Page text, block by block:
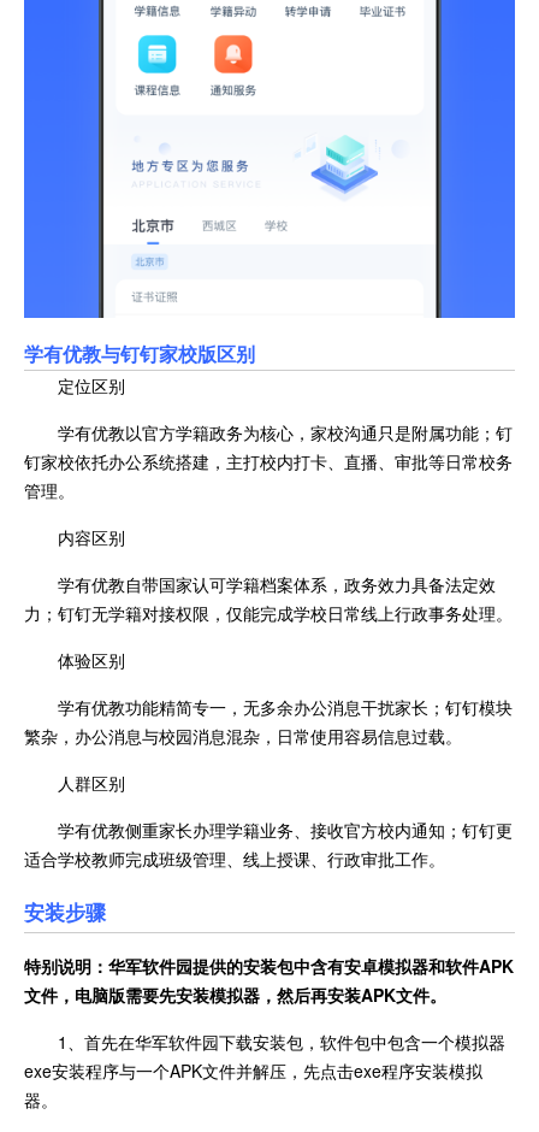
学有优教与钉钉家校版区别
定位区别
学有优教以官方学籍政务为核心，家校沟通只是附属功能；钉
钉家校依托办公系统搭建，主打校内打卡、直播、审批等日常校务
管理。
内容区别
学有优教自带国家认可学籍档案体系，政务效力具备法定效
力；钉钉无学籍对接权限，仅能完成学校日常线上行政事务处理。
体验区别
学有优教功能精简专一，无多余办公消息干扰家长；钉钉模块
繁杂，办公消息与校园消息混杂，日常使用容易信息过载。
人群区别
学有优教侧重家长办理学籍业务、接收官方校内通知；钉钉更
适合学校教师完成班级管理、线上授课、行政审批工作。
安装步骤
特别说明：华军软件园提供的安装包中含有安卓模拟器和软件APK
文件，电脑版需要先安装模拟器，然后再安装APK文件。
1、首先在华军软件园下载安装包，软件包中包含一个模拟器
exe安装程序与一个APK文件并解压，先点击exe程序安装模拟
器。